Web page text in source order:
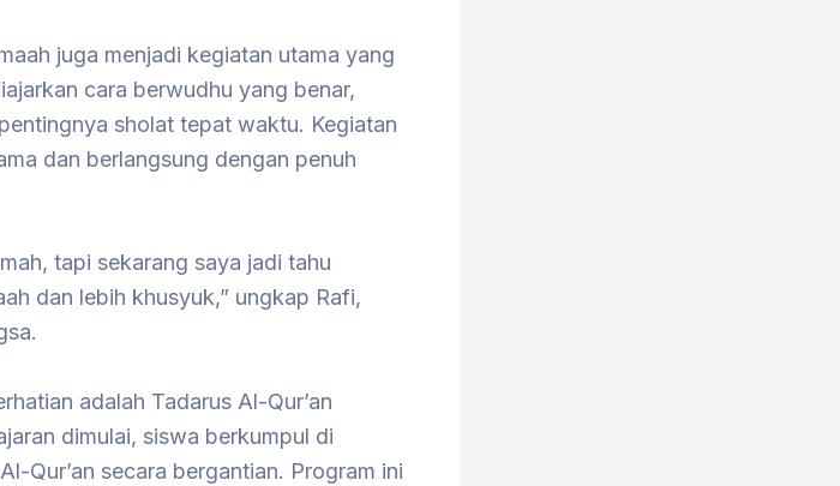
juga menjadi kegiatan utama yang
cara berwudhu yang benar,
sholat tepat waktu. Kegiatan
dan berlangsung dengan penuh
tapi sekarang saya jadi tahu
dan lebih khusyuk,” ungkap Rafi,
adalah Tadarus Al-Qur’an
dimulai, siswa berkumpul di
Qur’an secara bergantian. Program ini